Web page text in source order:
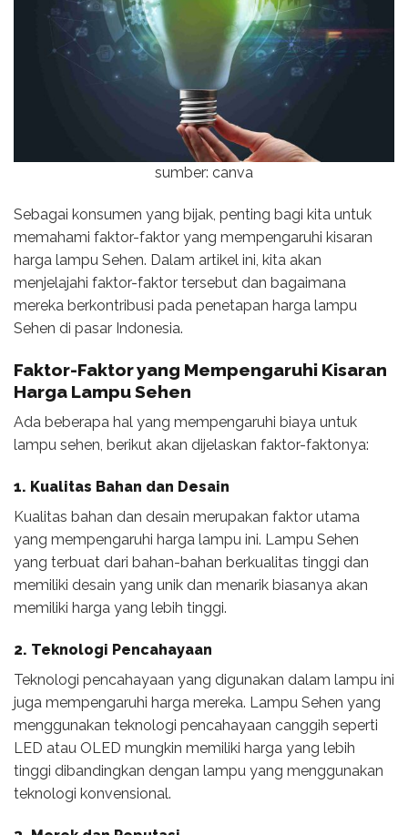
sumber: canva
Sebagai konsumen yang bijak, penting bagi kita untuk
memahami faktor-faktor yang mempengaruhi kisaran
harga lampu Sehen. Dalam artikel ini, kita akan
menjelajahi faktor-faktor tersebut dan bagaimana
mereka berkontribusi pada penetapan harga lampu
Sehen di pasar Indonesia.
Faktor-Faktor yang Mempengaruhi Kisaran
Harga Lampu Sehen
Ada beberapa hal yang mempengaruhi biaya untuk
lampu sehen, berikut akan dijelaskan faktor-faktonya:
1. Kualitas Bahan dan Desain
Kualitas bahan dan desain merupakan faktor utama
yang mempengaruhi harga lampu ini. Lampu Sehen
yang terbuat dari bahan-bahan berkualitas tinggi dan
memiliki desain yang unik dan menarik biasanya akan
memiliki harga yang lebih tinggi.
2. Teknologi Pencahayaan
Teknologi pencahayaan yang digunakan dalam lampu ini
juga mempengaruhi harga mereka. Lampu Sehen yang
menggunakan teknologi pencahayaan canggih seperti
LED atau OLED mungkin memiliki harga yang lebih
tinggi dibandingkan dengan lampu yang menggunakan
teknologi konvensional.